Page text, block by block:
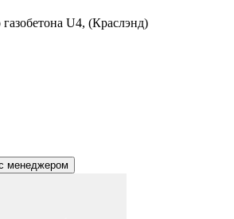
U4, (Краслэнд)
менеджером